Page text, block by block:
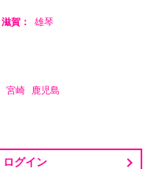
滋賀： 雄琴
宮崎 鹿児島
ログイン